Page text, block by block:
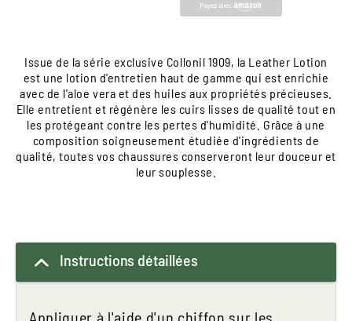
Issue de la série exclusive Collonil 1909, la Leather Lotion
est une lotion d'entretien haut de gamme qui est enrichie
avec de l'aloe vera et des huiles aux propriétés précieuses.
Elle entretient et régénère les cuirs lisses de qualité tout en
les protégeant contre les pertes d'humidité. Grâce à une
composition soigneusement étudiée d'ingrédients de
qualité, toutes vos chaussures conserveront leur douceur et
leur souplesse.
Instructions détaillées
Appliquer à l'aide d'un chiffon sur les